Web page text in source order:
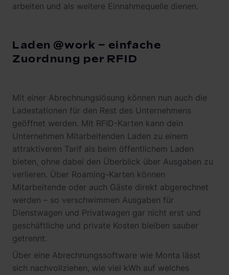
arbeiten und als weitere Einnahmequelle dienen.
Laden @work – einfache
Zuordnung per RFID
Mit einer Abrechnungslösung können nun auch die
Ladestationen für den Rest des Unternehmens
geöffnet werden. Mit RFID-Karten kann dein
Unternehmen Mitarbeitenden Laden zu einem
attraktiveren Tarif als beim öffentlichem Laden
bieten, ohne dabei den Überblick über Ausgaben zu
verlieren. Über Roaming-Karten können
Mitarbeitende oder auch Gäste direkt abgerechnet
werden – so verschwimmen Ausgaben für
Dienstwagen und Privatwagen gar nicht erst und
geschäftliche und private Kosten bleiben sauber
getrennt.
Über eine Abrechnungssoftware wie Monta lässt
sich nachvollziehen, wie viel kWh auf welches